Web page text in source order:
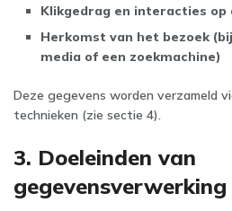
Klikgedrag en interacties op
Herkomst van het bezoek
media of een zoekmachine)
Deze gegevens worden verzameld
technieken (zie sectie 4).
3. Doeleinden van
gegevensverwerking